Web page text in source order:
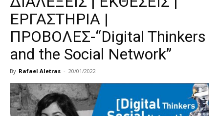
ΕΡΓΑΣΤΗΡΙΑ |
ΠΡΟΒΟΛΕΣ-“Digital Thinkers
and the Social Network”
By Rafael Aletras - 20/01/2022